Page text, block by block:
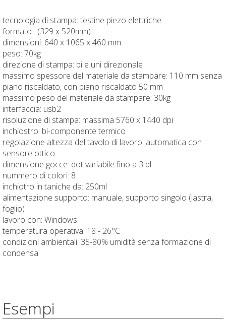
tecnologia di stampa: testine piezo elettriche
formato: (329 x 520mm)
dimensioni: 640 x 1065 x 460 mm
peso: 70kg
direzione di stampa: bi e uni direzionale
massimo spessore del materiale da stampare: 110 mm senza
piano riscaldato, con piano riscaldato 50 mm
massimo peso del materiale da stampare: 30kg
interfaccia: usb2
risoluzione di stampa: massima 5760 x 1440 dpi
inchiostro: bi-componente termico
regolazione altezza del tavolo di lavoro: automatica con
sensore ottico
dimensione gocce: dot variabile fino a 3 pl
nummero di colori: 8
inchiotro in taniche da: 250ml
alimentazione supporto: manuale, supporto singolo (lastra,
foglio)
lavoro con: Windows
temperatura operativa: 18 - 26°C
condizioni ambientali: 35-80% umidità senza formazione di
condensa
Esempi